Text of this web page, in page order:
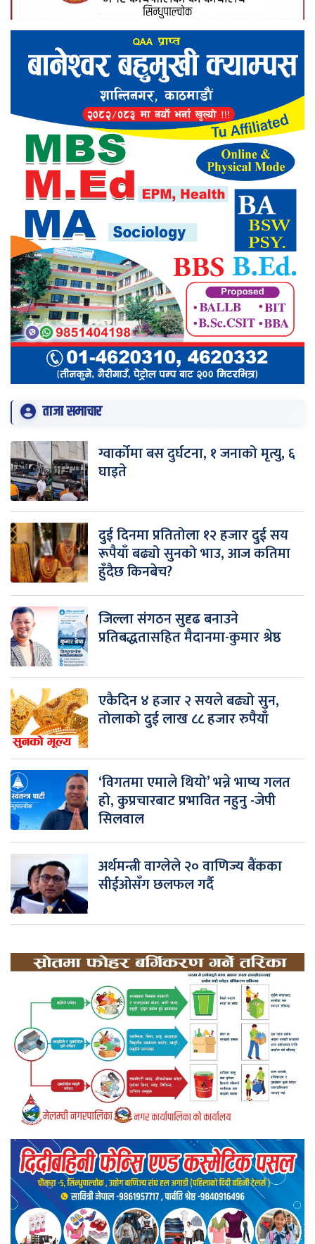
ताजा समाचार
ग्वार्कोमा बस दुर्घटना, १ जनाको मृत्यु, ६
घाइते
दुई दिनमा प्रतितोला १२ हजार दुई सय
रूपैयाँ बढ्यो सुनको भाउ, आज कतिमा
हुँदैछ किनबेच?
जिल्ला संगठन सुदृढ बनाउने
प्रतिबद्धतासहित मैदानमा-कुमार श्रेष्ठ
एकैदिन ४ हजार २ सयले बढ्यो सुन,
तोलाको दुई लाख ८८ हजार रुपैयाँ
‘विगतमा एमाले थियो’ भन्ने भाष्य गलत
हो, कुप्रचारबाट प्रभावित नहुनु -जेपी
सिलवाल
अर्थमन्त्री वाग्लेले २० वाणिज्य बैंकका
सीईओसँग छलफल गर्दै